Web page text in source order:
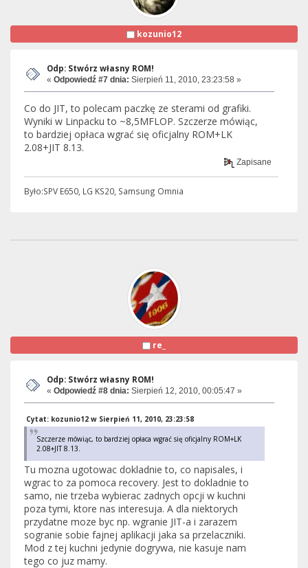
kozunio12
Odp: Stwórz własny ROM!
« Odpowiedź #7 dnia: Sierpień 11, 2010, 23:23:58 »
Co do JIT, to polecam paczkę ze sterami od grafiki.
Wyniki w Linpacku to ~8,5MFLOP. Szczerze mówiąc,
to bardziej opłaca wgrać się oficjalny ROM+LK
2.08+JIT 8.13.
Zapisane
Było:SPV E650, LG KS20, Samsung Omnia
re_
Odp: Stwórz własny ROM!
« Odpowiedź #8 dnia: Sierpień 12, 2010, 00:05:47 »
Cytat: kozunio12 w Sierpień 11, 2010, 23:23:58
Szczerze mówiąc, to bardziej opłaca wgrać się oficjalny ROM+LK
2.08+JIT 8.13.
Tu mozna ugotowac dokladnie to, co napisales, i
wgrac to za pomoca recovery. Jest to dokladnie to
samo, nie trzeba wybierac zadnych opcji w kuchni
poza tymi, ktore nas interesuja. A dla niektorych
przydatne moze byc np. wgranie JIT-a i zarazem
sogranie sobie fajnej aplikacji jaka sa przelaczniki.
Mod z tej kuchni jedynie dogrywa, nie kasuje nam
tego co juz mamy.